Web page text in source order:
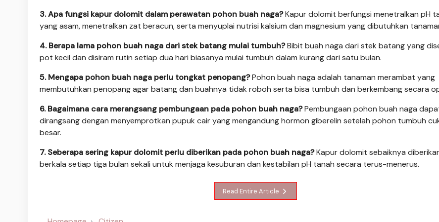
3. Apa fungsi kapur dolomit dalam perawatan pohon buah naga?Kapur dolomit berfungsi menetralkan pH
yang asam, menetralkan zat beracun, serta menyuplai nutrisi kalsium dan magnesium yang dibutuhkan
4. Berapa lama pohon buah naga dari stek batang mulai tumbuh?Bibit buah naga dari stek batang yang
pot kecil dan disiram rutin setiap dua hari biasanya mulai tumbuh dalam kurang dari satu bulan.
5. Mengapa pohon buah naga perlu tongkat penopang?Pohon buah naga adalah tanaman merambat yang
membutuhkan penopang agar batang dan buahnya tidak roboh serta bisa tumbuh dan berkembang secara
6. Bagaimana cara merangsang pembungaan pada pohon buah naga?Pembungaan pohon buah naga
dirangsang dengan menyemprotkan pupuk cair yang mengandung hormon giberelin setelah pohon tumbuh
besar.
7. Seberapa sering kapur dolomit perlu diberikan pada pohon buah naga?Kapur dolomit sebaiknya
berkala setiap tiga bulan sekali untuk menjaga kesuburan dan kestabilan pH tanah secara terus-menerus.
Read Entire Article